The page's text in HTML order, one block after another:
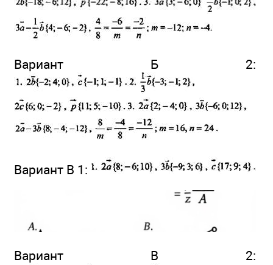
Вариант Б 2:
Вариант В 1:
Вариант В 2: